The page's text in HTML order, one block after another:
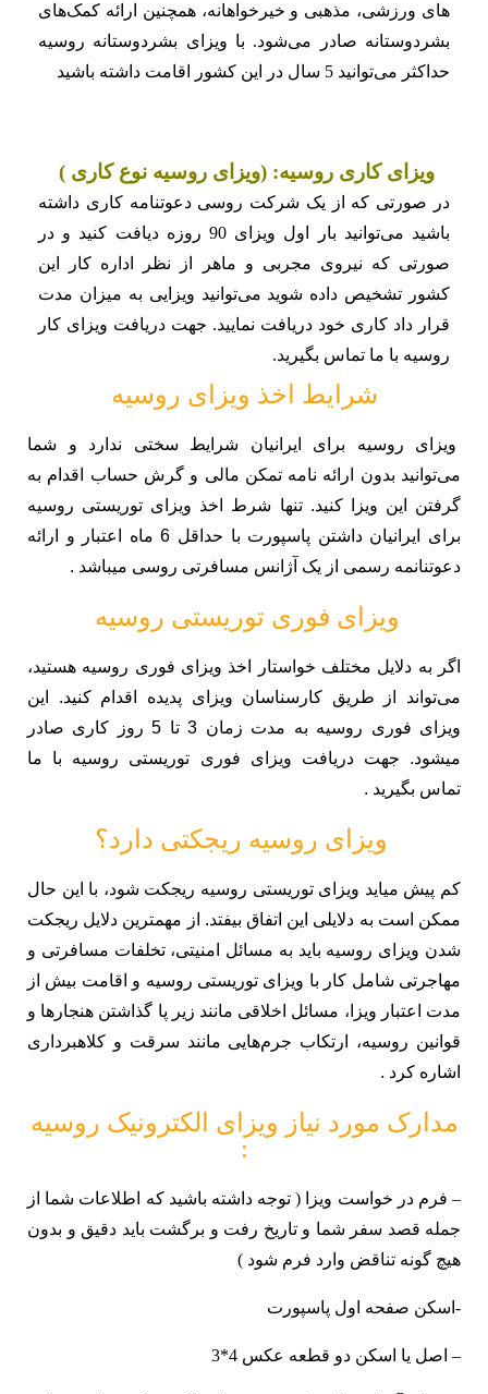
های ورزشی، مذهبی و خیرخواهانه، همچنین ارائه کمک‌های
بشردوستانه صادر می‌شود. با ویزای بشردوستانه روسیه
حداکثر می‌توانید 5 سال در این کشور اقامت داشته باشید
ویزای کاری روسیه: (ویزای روسیه نوع کاری )
در صورتی که از یک شرکت روسی دعوتنامه کاری داشته
باشید می‌توانید بار اول ویزای 90 روزه دیافت کنید و در
صورتی که نیروی مجربی و ماهر از نظر اداره کار این
کشور تشخیص داده شوید می‌توانید ویزایی به میزان مدت
قرار داد کاری خود دریافت نمایید. جهت دریافت ویزای کار
روسیه با ما تماس بگیرید.
شرایط اخذ ویزای روسیه
ویزای روسیه برای ایرانیان شرایط سختی ندارد و شما
می‌توانید بدون ارائه نامه تمکن مالی و گرش حساب اقدام به
گرفتن این ویزا کنید. تنها شرط اخذ ویزای توریستی روسیه
برای ایرانیان داشتن پاسپورت با حداقل 6 ماه اعتبار و ارائه
دعوتنانمه رسمی از یک آژانس مسافرتی روسی میباشد .
ویزای فوری توریستی روسیه
اگر به دلایل مختلف خواستار اخذ ویزای فوری روسیه هستید،
می‌تواند از طریق کارسناسان ویزای پدیده اقدام کنید. این
ویزای فوری روسیه به مدت زمان 3 تا 5 روز کاری صادر
میشود. جهت دریافت ویزای فوری توریستی روسیه با ما
تماس بگیرید .
ویزای روسیه ریجکتی دارد؟
کم پیش میاید ویزای توریستی روسیه ریجکت شود، با این حال
ممکن است به دلایلی این اتفاق بیفتد. از مهمترین دلایل ریجکت
شدن ویزای روسیه باید به مسائل امنیتی، تخلفات مسافرتی و
مهاجرتی شامل کار با ویزای توریستی روسیه و اقامت بیش از
مدت اعتبار ویزا، مسائل اخلاقی مانند زیر پا گذاشتن هنجارها و
قوانین روسیه، ارتکاب جرم‌هایی مانند سرقت و کلاهبرداری
اشاره کرد .
مدارک مورد نیاز ویزای الکترونیک روسیه
:
– فرم در خواست ویزا ( توجه داشته باشید که اطلاعات شما از
جمله قصد سفر شما و تاریخ رفت و برگشت باید دقیق و بدون
هیچ گونه تناقض وارد فرم شود )
-اسکن صفحه اول پاسپورت
– اصل یا اسکن دو قطعه عکس 4*3